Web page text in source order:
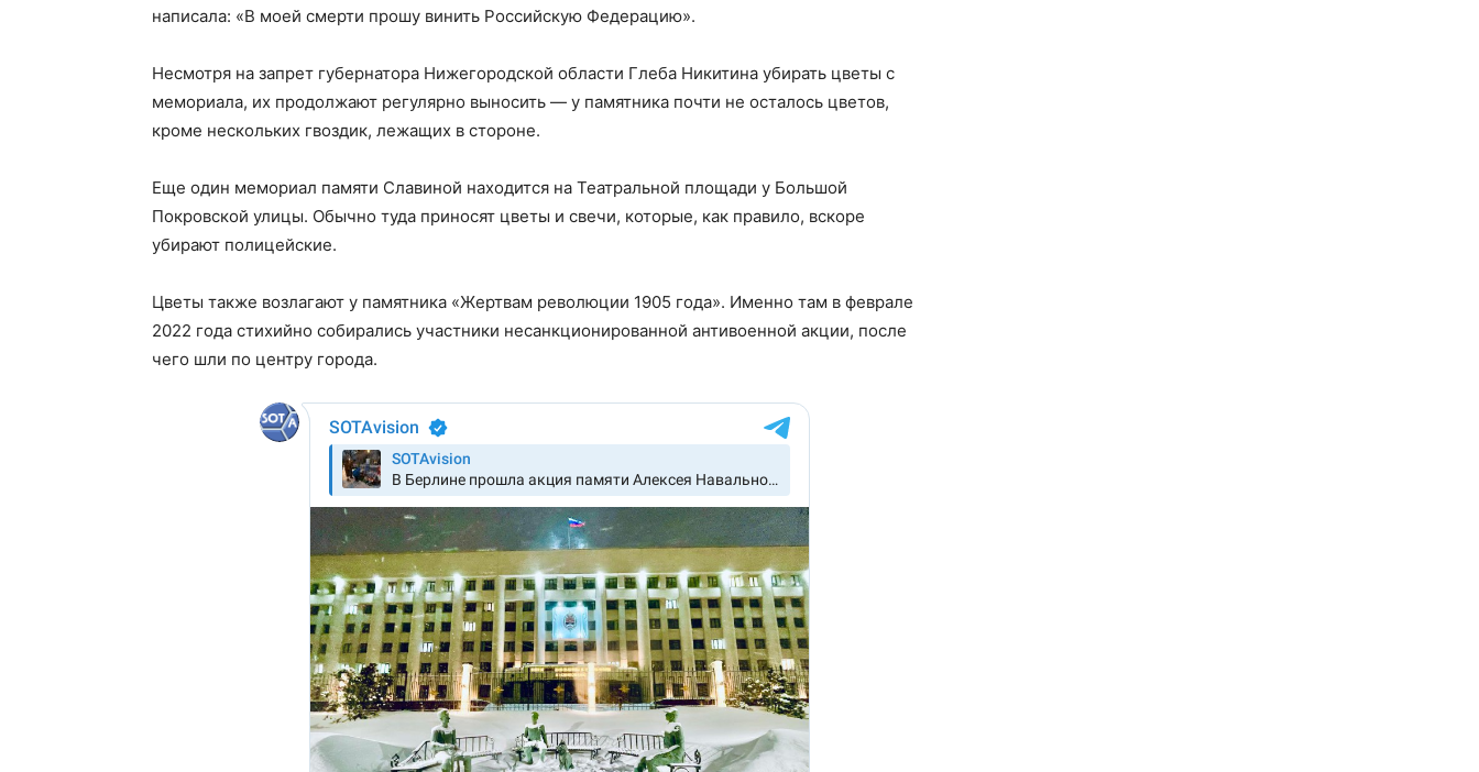
написала: «В моей смерти прошу винить Российскую Федерацию».
Несмотря на запрет губернатора Нижегородской области Глеба Никитина убирать цветы с
мемориала, их продолжают регулярно выносить — у памятника почти не осталось цветов,
кроме нескольких гвоздик, лежащих в стороне.
Еще один мемориал памяти Славиной находится на Театральной площади у Большой
Покровской улицы. Обычно туда приносят цветы и свечи, которые, как правило, вскоре
убирают полицейские.
Цветы также возлагают у памятника «Жертвам революции 1905 года». Именно там в феврале
2022 года стихийно собирались участники несанкционированной антивоенной акции, после
чего шли по центру города.